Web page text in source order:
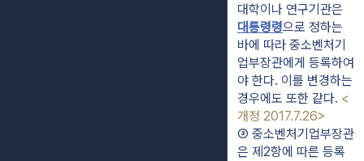
대통령령으로 정하는
바에 따라 중소벤처기
업부장관에게 등록하여
야 한다. 이를 변경하는
경우에도 또한 같다. <
개정 2017.7.26>
③ 중소벤처기업부장관
은 제2항에 따른 등록